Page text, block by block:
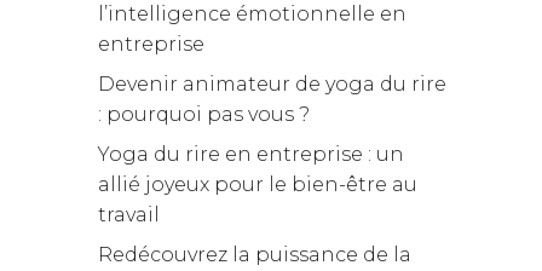
l’intelligence émotionnelle en
entreprise
Devenir animateur de yoga du rire
: pourquoi pas vous ?
Yoga du rire en entreprise : un
allié joyeux pour le bien-être au
travail
Redécouvrez la puissance de la